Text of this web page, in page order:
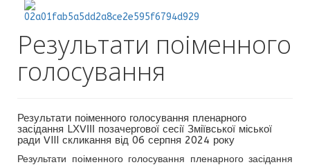
Результати поіменного
голосування
Результати поіменного голосування пленарного
засідання LХVІІІ позачергової сесії Зміївської міської
ради VIII скликання від 06 серпня 2024 року
Результати поіменного голосування пленарного засідання